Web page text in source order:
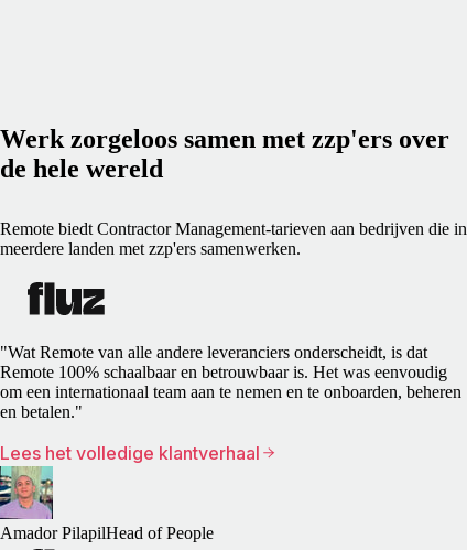
Werk zorgeloos samen met zzp'ers over
de hele wereld
Remote biedt Contractor Management-tarieven aan bedrijven die in
meerdere landen met zzp'ers samenwerken.
"Wat Remote van alle andere leveranciers onderscheidt, is dat
Remote 100% schaalbaar en betrouwbaar is. Het was eenvoudig
om een internationaal team aan te nemen en te onboarden, beheren
en betalen."
Lees het volledige klantverhaal
Amador PilapilHead of People